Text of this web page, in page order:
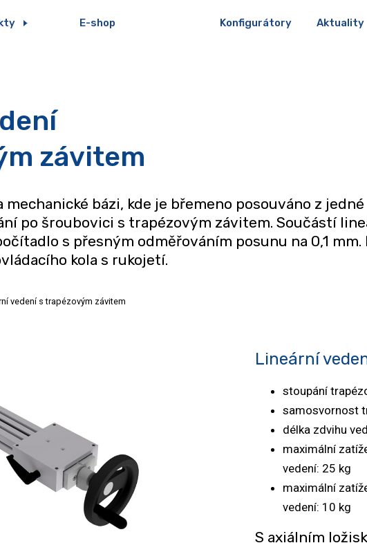
E-shop Konfigurátory Aktuality
závitem
bázi, kde je břemeno posouváno z
po šroubovici s trapézovým závitem. Součástí
s přesným odměřováním posunu na 0,1 mm.
kola s rukojetí.
vedení s trapézovým závitem
Lineární
stoupání
samosvornost
délka zdvihu
maximální
vedení: 25 kg
maximální
vedení: 10 kg
S axiálním